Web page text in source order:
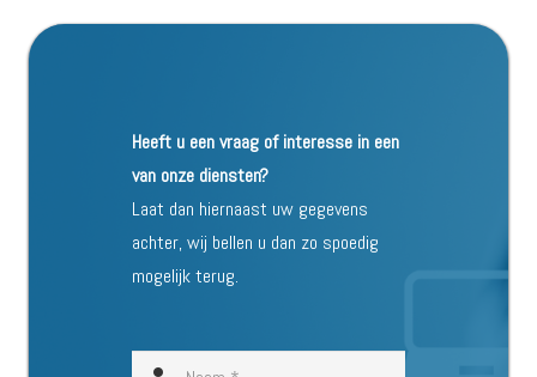
Heeft u een vraag of interesse in een
van onze diensten?
Laat dan hiernaast uw gegevens
achter, wij bellen u dan zo spoedig
mogelijk terug.